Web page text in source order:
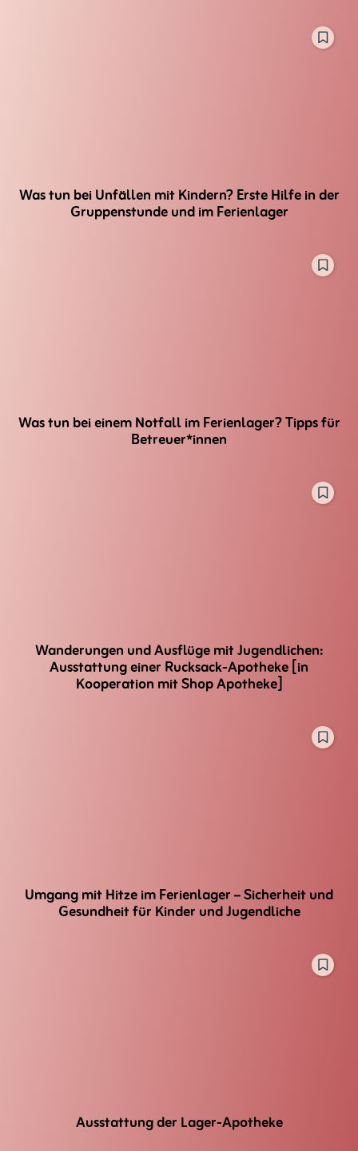
Was tun bei Unfällen mit Kindern? Erste Hilfe in der
Gruppenstunde und im Ferienlager
Was tun bei einem Notfall im Ferienlager? Tipps für
Betreuer*innen
Wanderungen und Ausflüge mit Jugendlichen:
Ausstattung einer Rucksack-Apotheke [in
Kooperation mit Shop Apotheke]
Umgang mit Hitze im Ferienlager – Sicherheit und
Gesundheit für Kinder und Jugendliche
Ausstattung der Lager-Apotheke